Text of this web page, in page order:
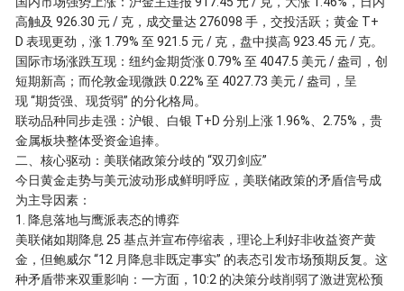
高触及 926.30 元 / 克，成交量达 276098 手，交投活跃；黄金 T+
D 表现更劲，涨 1.79% 至 921.5 元 / 克，盘中摸高 923.45 元 / 克。
国际市场涨跌互现：纽约金期货涨 0.79% 至 4047.5 美元 / 盎司，创
短期新高；而伦敦金现微跌 0.22% 至 4027.73 美元 / 盎司，呈
现 “期货强、现货弱” 的分化格局。
联动品种同步走强：沪银、白银 T+D 分别上涨 1.96%、2.75%，贵
金属板块整体受资金追捧。
二、核心驱动：美联储政策分歧的 “双刃剑应”
今日黄金走势与美元波动形成鲜明呼应，美联储政策的矛盾信号成
为主导因素：
1. 降息落地与鹰派表态的博弈
美联储如期降息 25 基点并宣布停缩表，理论上利好非收益资产黄
金，但鲍威尔 “12 月降息非既定事实” 的表态引发市场预期反复。这
种矛盾带来双重影响：一方面，10:2 的决策分歧削弱了激进宽松预